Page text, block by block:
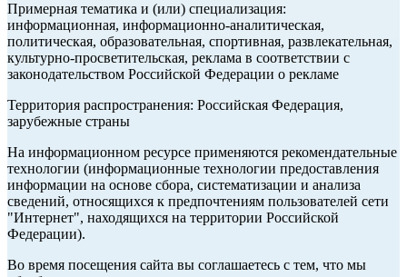
Примерная тематика и (или) специализация:
информационная, информационно-аналитическая,
политическая, образовательная, спортивная, развлекательная,
культурно-просветительская, реклама в соответствии с
законодательством Российской Федерации о рекламе
Территория распространения: Российская Федерация,
зарубежные страны
На информационном ресурсе применяются рекомендательные
технологии (информационные технологии предоставления
информации на основе сбора, систематизации и анализа
сведений, относящихся к предпочтениям пользователей сети
"Интернет", находящихся на территории Российской
Федерации).
Во время посещения сайта вы соглашаетесь с тем, что мы